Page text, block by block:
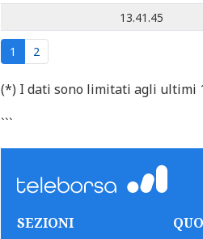
13.41.45
1 2
(*) I dati sono limitati agli ultimi
```
SEZIONI